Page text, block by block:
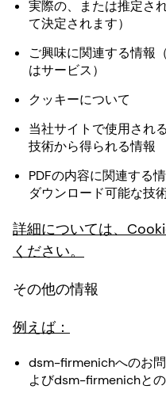
実際の、または推定さ
て決定されます）
ご興味に関連する情報
はサービス）
クッキーについて
当社サイトで使用され
技術から得られる情報
PDFの内容に関連する
ダウンロード可能な技術
詳細については、
ください。
その他の情報
例えば：
dsm-firmenichへのお
よびdsm-firmenichとの